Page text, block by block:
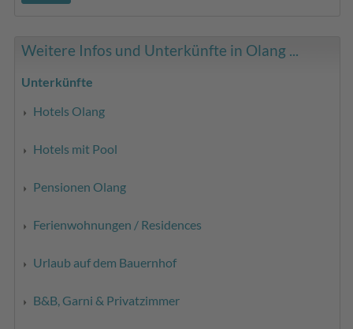
Weitere Infos und Unterkünfte in Olang ...
Unterkünfte
Hotels Olang
Hotels mit Pool
Pensionen Olang
Ferienwohnungen / Residences
Urlaub auf dem Bauernhof
B&B, Garni & Privatzimmer